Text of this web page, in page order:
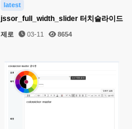
latest
jssor_full_width_slider 터치슬라이드
제로 03-11 8654